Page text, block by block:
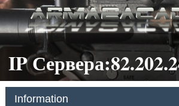
IP
Information